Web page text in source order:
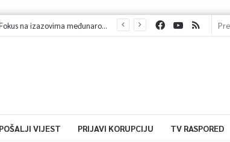
U Sarajevu obilježeno 20 godina Međunarodne ljetne škole – Fokus na izazovima međunarodne pravde
POŠALJI VIJEST PRIJAVI KORUPCIJU TV RASPORED